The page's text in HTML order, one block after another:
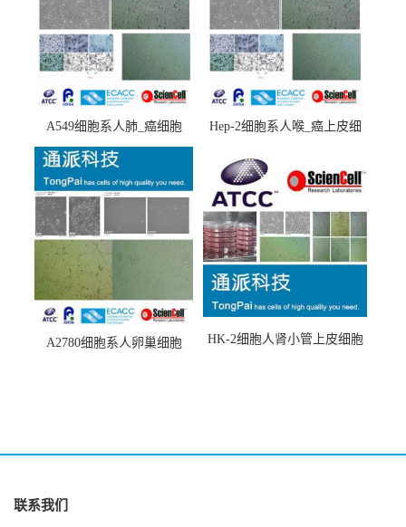
A549细胞系人肺_癌细胞
(A549细胞)
Hep-2细胞系人喉_癌上皮细
A2780细胞系人卵巢细胞
HK-2细胞人肾小管上皮细胞
联系我们